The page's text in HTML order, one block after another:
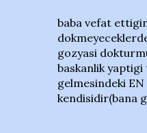
baba vefat
gozyasi
baskanlik
gelmesindeki
kendisidir(bana